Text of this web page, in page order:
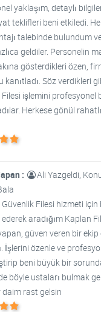
yaklaşım, detaylı
teklifleri beni etkiledi.
talebinde bulundum
geldiler. Personelin
gösterdikleri özen,
kanıtladı. Söz verdikleri
Filesi işlemini profesyonel
Herkese gönül
: Ali Yazgeldi,
Filesi hizmeti için
aradığım Kaplan
güven veren bir
İşlerini özenle ve
beni büyük bir
böyle ustaları bulmak
daim rast gelsin